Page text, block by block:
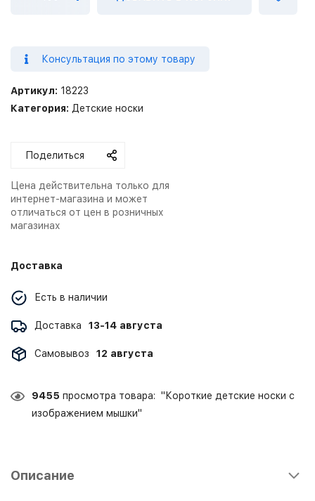
Консультация по этому товару
Артикул: 18223
Категория: Детские носки
Поделиться
Цена действительна только для
интернет-магазина и может
отличаться от цен в розничных
магазинах
Доставка
Есть в наличии
Доставка 13-14 августа
Самовывоз 12 августа
9455 просмотра товара: "Короткие детские носки с
изображением мышки"
Описание